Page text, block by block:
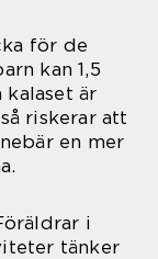
för de
kan 1,5
kalaset är
riskerar att
en mer
i
tänker